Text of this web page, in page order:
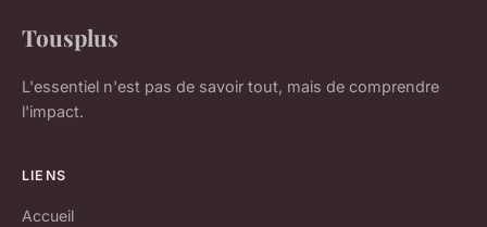
Tousplus
L'essentiel n'est pas de savoir tout, mais de comprendre
l'impact.
LIENS
Accueil